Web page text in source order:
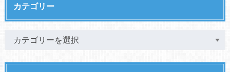
カテゴリー